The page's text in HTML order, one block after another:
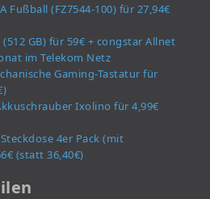
Fußball (FZ7544-100) für 27,94€
(512 GB) für 59€ + congstar Allnet
im Telekom Netz
Gaming-Tastatur für
Ixolino für 4,99€
4er Pack (mit
(statt 36,40€)